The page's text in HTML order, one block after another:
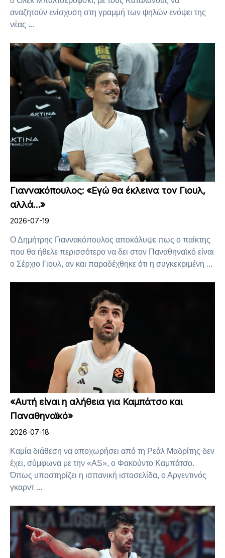
αναζητούν ενίσχυση στη γραμμή των ψηλών ενόψει της
νέας ...
Γιαννακόπουλος: «Εγώ θα έκλεινα τον Γιουλ,
αλλά…»
2026-07-19
Ο Δημήτρης Γιαννακόπουλος αποκάλυψε πως ο παίκτης
που θα ήθελε περισσότερο να δει στον Παναθηναϊκό είναι
ο Σέρχιο Γιουλ, αν και παραδέχθηκε ότι η συγκεκριμένη ...
«Αυτή είναι η αλήθεια για Καμπάτσο και
Παναθηναϊκό»
2026-07-18
Καμία διάθεση να αποχωρήσει από τη Ρεάλ Μαδρίτης δεν
έχει, σύμφωνα με την «AS», ο Φακούντο Καμπάτσο.
Όπως υποστηρίζει η ισπανική ιστοσελίδα, ο Αργεντινός
γκαρντ ...